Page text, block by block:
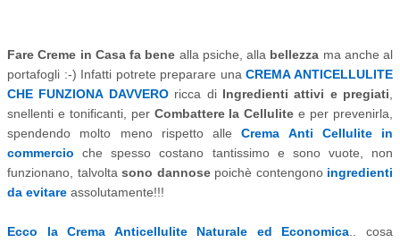
Fare Creme in Casa fa bene alla psiche, alla bellezza ma anche al
portafogli :-) Infatti potrete preparare unaCREMA ANTICELLULITE
CHE FUNZIONA DAVVEROricca diIngredienti attivi e pregiati
snellenti e tonificanti, per Combattere la Cellulitee per prevenirla,
spendendo molto meno rispetto alleCrema Anti Cellulite in
commercioche spesso costano tantissimo e sono vuote, non
funzionano, talvolta sono dannose poichè contengonoingredienti
da evitare assolutamente!!!
Ecco la Crema Anticellulite Naturale ed Economica .. cosa